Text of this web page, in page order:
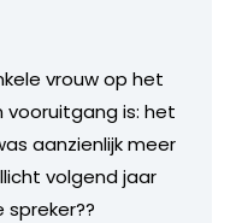
vrouw op het
vooruitgang is: het
aanzienlijk meer
volgend jaar
spreker??